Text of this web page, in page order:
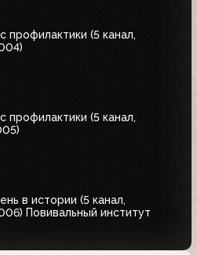
профилактики (5 канал,
профилактики (5 канал,
в истории (5 канал,
Повивальный институт